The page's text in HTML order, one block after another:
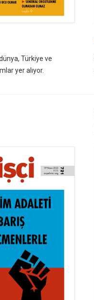
Türkiye ve
yer alıyor.